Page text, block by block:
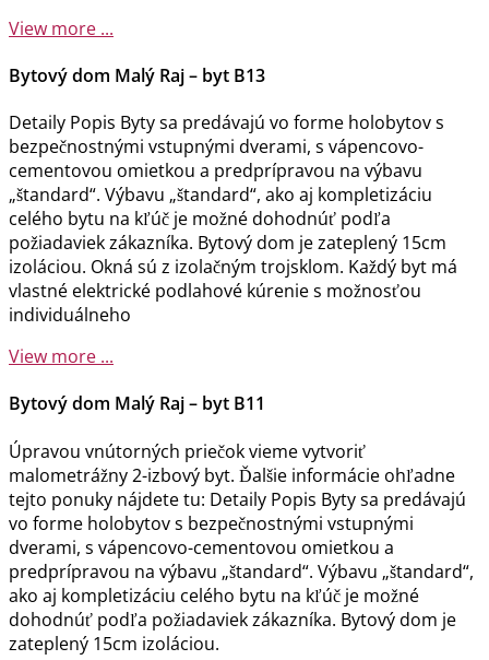
View more ...
Bytový dom Malý Raj – byt B13
Detaily Popis Byty sa predávajú vo forme holobytov s
bezpečnostnými vstupnými dverami, s vápencovo-
cementovou omietkou a predprípravou na výbavu
„štandard“. Výbavu „štandard“, ako aj kompletizáciu
celého bytu na kľúč je možné dohodnúť podľa
požiadaviek zákazníka. Bytový dom je zateplený 15cm
izoláciou. Okná sú z izolačným trojsklom. Každý byt má
vlastné elektrické podlahové kúrenie s možnosťou
individuálneho
View more ...
Bytový dom Malý Raj – byt B11
Úpravou vnútorných priečok vieme vytvoriť
malometrážny 2-izbový byt. Ďalšie informácie ohľadne
tejto ponuky nájdete tu: Detaily Popis Byty sa predávajú
vo forme holobytov s bezpečnostnými vstupnými
dverami, s vápencovo-cementovou omietkou a
predprípravou na výbavu „štandard“. Výbavu „štandard“,
ako aj kompletizáciu celého bytu na kľúč je možné
dohodnúť podľa požiadaviek zákazníka. Bytový dom je
zateplený 15cm izoláciou.